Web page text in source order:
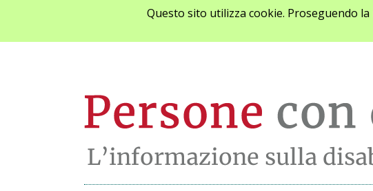
Questo sito utilizza cookie. Proseguendo